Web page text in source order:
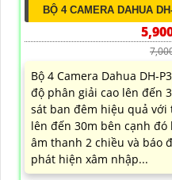
BỘ 4 CAMERA DAHUA
Bộ 4 Camera Dahua DH-
độ phân giải cao lên đến
sát ban đêm hiệu quả với
lên đến 30m bên cạnh
âm thanh 2 chiều và báo
phát hiện xâm nhập...